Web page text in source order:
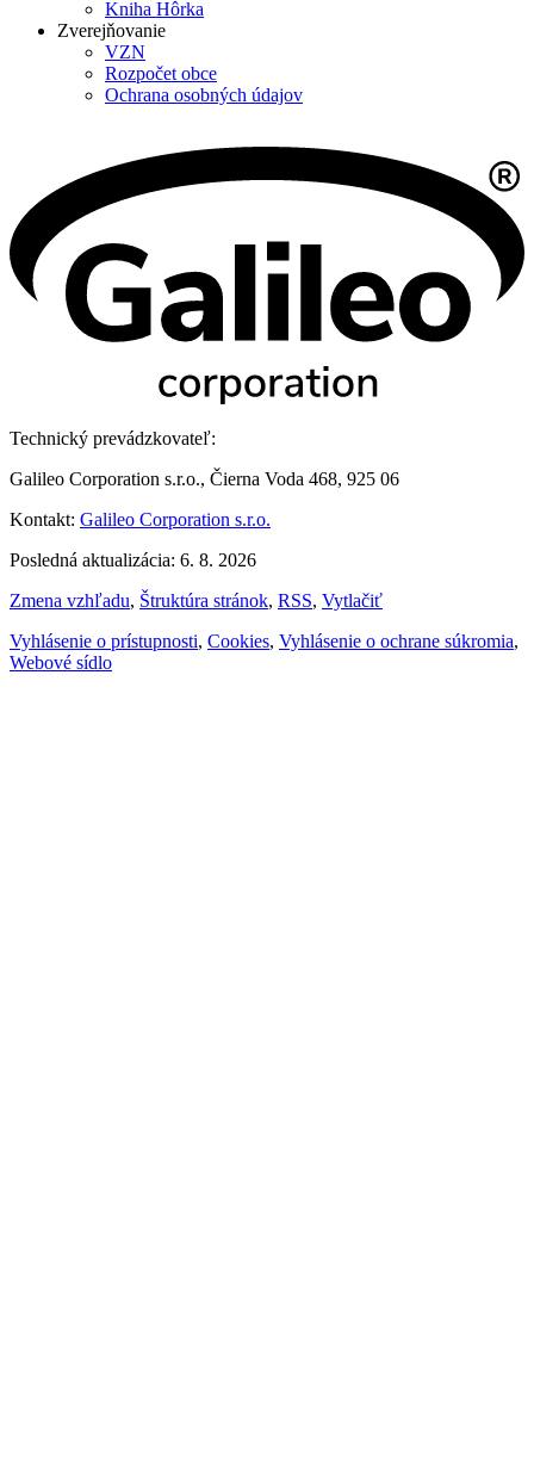
Kniha Hôrka
Zverejňovanie
VZN
Rozpočet obce
Ochrana osobných údajov
Technický prevádzkovateľ:
Galileo Corporation s.r.o., Čierna Voda 468, 925 06
Kontakt: Galileo Corporation s.r.o.
Posledná aktualizácia: 6. 8. 2026
Zmena vzhľadu, Štruktúra stránok, RSS, Vytlačiť
Vyhlásenie o prístupnosti, Cookies, Vyhlásenie o ochrane súkromia,
Webové sídlo